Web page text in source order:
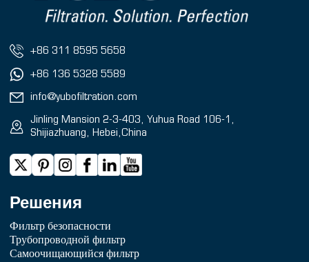
+86 311 8595 5658
+86 136 5328 5589
info@yubofiltration.com
Jinling Mansion 2-3-403, Yuhua Road 106-1,
Shijiazhuang, Hebei,China
Решения
Фильтр безопасности
Трубопроводной фильтр
Самоочищающийся фильтр